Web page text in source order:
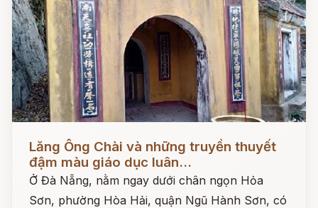
Lăng Ông Chài và những truyền thuyết
đậm màu giáo dục luân...
Ở Đà Nẵng, nằm ngay dưới chân ngọn Hỏa
Sơn, phường Hòa Hải, quận Ngũ Hành Sơn, có